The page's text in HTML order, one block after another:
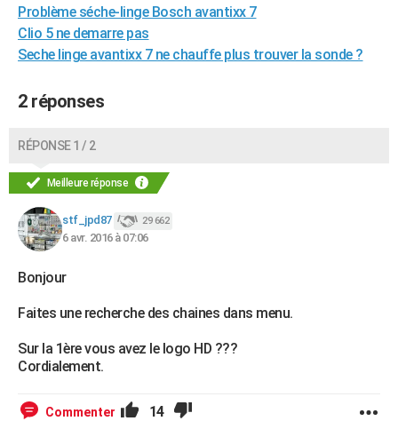
CARTE DE VOEUX
Carte de Noël
Carte Bonne année
Carte Saint-Valentin
Carte Pâques
Carte d'anniversaire
DICTIONNAIRE
FORUM
Bricolage
Lifestyle
Culture
Sport
Auto
Television
Voyage
Cinema
Problème séche-linge Bosch avantixx 7
Clio 5 ne demarre pas
Seche linge avantixx 7 ne chauffe plus trouver la sonde ?
2 réponses
RÉPONSE 1 / 2
Meilleure réponse
stf_jpd87 29 662
6 avr. 2016 à 07:06
Bonjour
Faites une recherche des chaines dans menu.
Sur la 1ère vous avez le logo HD ???
Cordialement.
Commenter 14